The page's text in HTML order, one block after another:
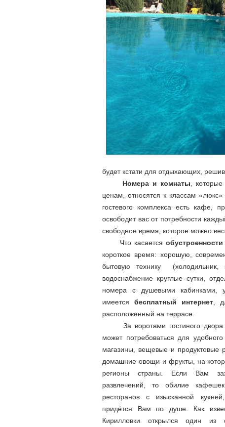
будет кстати для отдыхающих,
Номера и комнаты ,
ценам, относятся к классам
гостевого комплекса есть
освободит вас от потребности
свободное время, которое можно
Что касается
короткое время: хорошую,
бытовую технику (холодильник,
водоснабжение круглые сутки,
номера с душевыми кабинками,
имеется бесплатный интернет,
расположенный на террасе.
За воротами гостиного двора
может потребоваться для
магазины, вещевые и продуктовые
домашние овощи и фрукты, на
регионы страны. Если Вам
развлечений, то обилие
ресторанов с изысканной
придётся Вам по душе. Как
Кирилловки открылся один